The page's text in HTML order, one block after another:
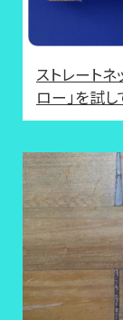
ストレートネ
ロー」を試